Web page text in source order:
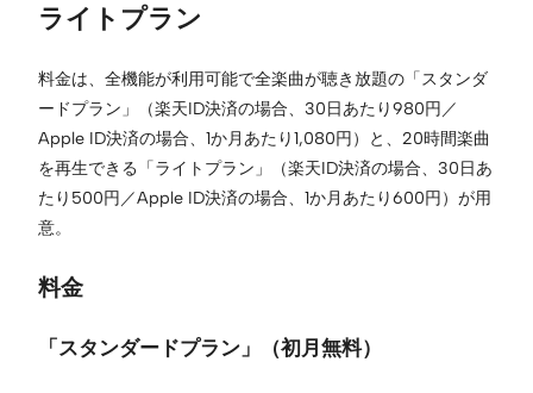
ライトプラン
料金は、全機能が利用可能で全楽曲が聴き放題の「スタンダ
ードプラン」（楽天ID決済の場合、30日あたり980円／
Apple ID決済の場合、1か月あたり1,080円）と、20時間楽曲
を再生できる「ライトプラン」（楽天ID決済の場合、30日あ
たり500円／Apple ID決済の場合、1か月あたり600円）が用
意。
料金
「スタンダードプラン」（初月無料）